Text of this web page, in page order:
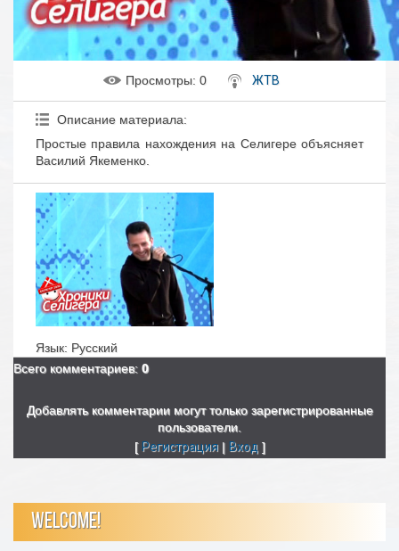
Просмотры: 0 ЖТВ
Описание материала:
Простые правила нахождения на Селигере объясняет
Василий Якеменко.
Язык: Русский
Всего комментариев: 0
Добавлять комментарии могут только зарегистрированные
пользователи.
[ Регистрация| Вход ]
WELCOME!